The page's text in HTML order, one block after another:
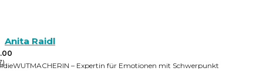
Anita Raidl
– Expertin für Emotionen mit Schwerpunkt